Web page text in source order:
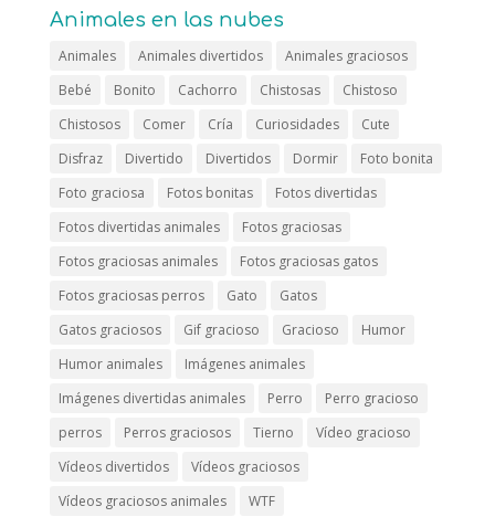
Animales en las nubes
Animales Animales divertidos
Animales graciosos
Bebé
Bonito Cachorro Chistosas
Chistoso
Chistosos
Comer Cría Curiosidades
Cute
Disfraz
Divertido Divertidos Dormir
Foto bonita
Foto graciosa
Fotos bonitas
Fotos divertidas
Fotos divertidas animales
Fotos graciosas
Fotos graciosas animales
Fotos graciosas gatos
Fotos graciosas perros
Gato
Gatos
Gatos graciosos
Gif gracioso Gracioso
Humor
Humor animales
Imágenes animales
Imágenes divertidas animales
Perro
Perro gracioso
perros
Perros graciosos Tierno
Vídeo gracioso
Vídeos divertidos
Vídeos graciosos
Vídeos graciosos animales
WTF